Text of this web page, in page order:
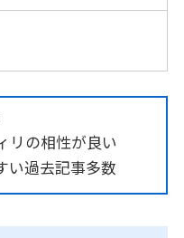
リの相性が良い
い過去記事多数